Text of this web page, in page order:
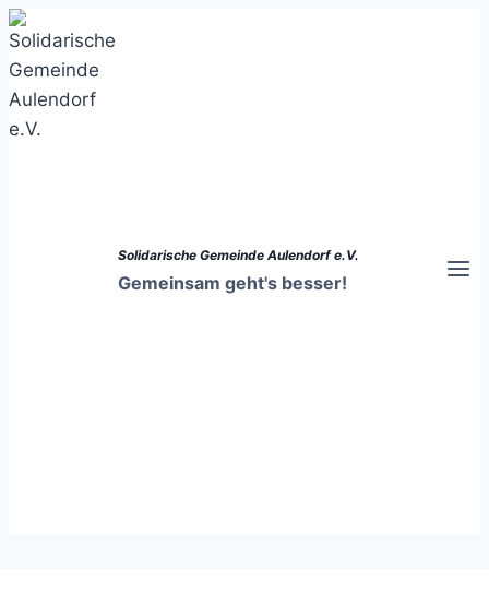
Zum
Inhalt
springen
Solidarische Gemeinde Aulendorf e.V.
Gemeinsam geht's besser!